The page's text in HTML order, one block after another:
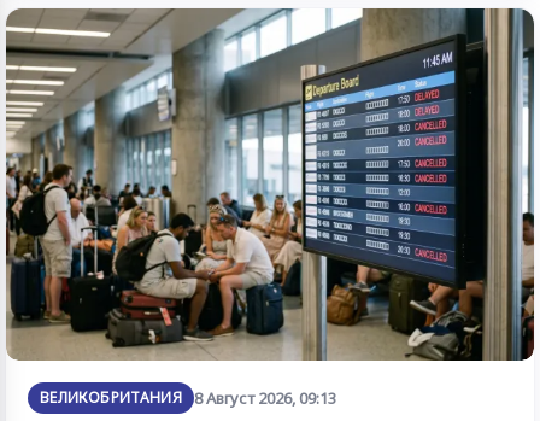
ВЕЛИКОБРИТАНИЯ 8 Август 2026, 09:13